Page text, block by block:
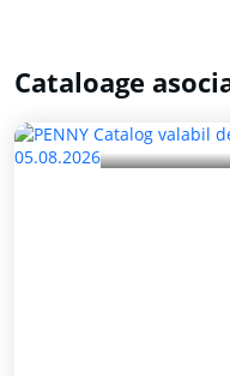
Cataloage